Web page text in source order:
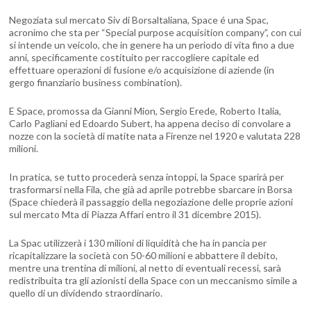
Negoziata sul mercato Siv di Borsaltaliana, Space é una Spac,
acronimo che sta per “Special purpose acquisition company”, con cui
si intende un veicolo, che in genere ha un periodo di vita fino a due
anni, specificamente costituito per raccogliere capitale ed
effettuare operazioni di fusione e/o acquisizione di aziende (in
gergo finanziario business combination).
E Space, promossa da Gianni Mion, Sergio Erede, Roberto Italia,
Carlo Pagliani ed Edoardo Subert, ha appena deciso di convolare a
nozze con la società di matite nata a Firenze nel 1920 e valutata 228
milioni.
In pratica, se tutto procederà senza intoppi, la Space sparirà per
trasformarsi nella Fila, che già ad aprile potrebbe sbarcare in Borsa
(Space chiederà il passaggio della negoziazione delle proprie azioni
sul mercato Mta di Piazza Affari entro il 31 dicembre 2015).
La Spac utilizzerà i 130 milioni di liquidità che ha in pancia per
ricapitalizzare la società con 50-60 milioni e abbattere il debito,
mentre una trentina di milioni, al netto di eventuali recessi, sarà
redistribuita tra gli azionisti della Space con un meccanismo simile a
quello di un dividendo straordinario.